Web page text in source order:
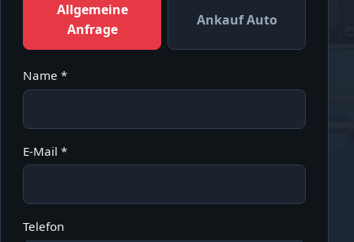
Allgemeine
Anfrage
Ankauf Auto
Name *
E-Mail *
Telefon